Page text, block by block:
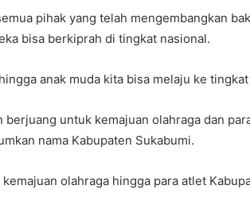
pihak yang telah mengembangkan
bisa berkiprah di tingkat nasional.
anak muda kita bisa melaju ke
untuk kemajuan olahraga dan
nama Kabupaten Sukabumi.
olahraga hingga para atlet